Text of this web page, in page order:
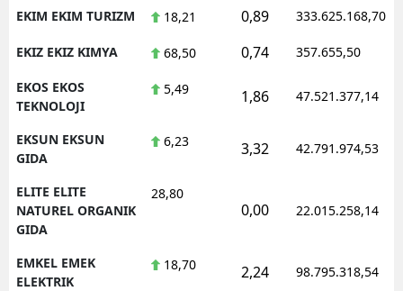
EKIM EKIM TURIZM 18,21 0,89 333.625.168,70
EKIZ EKIZ KIMYA 68,50 0,74 357.655,50
EKOS EKOS
TEKNOLOJI
5,49 1,86 47.521.377,14
EKSUN EKSUN
GIDA
6,23 3,32 42.791.974,53
ELITE ELITE
NATUREL ORGANIK
GIDA
28,80
0,00 22.015.258,14
EMKEL EMEK
ELEKTRIK
18,70 2,24 98.795.318,54